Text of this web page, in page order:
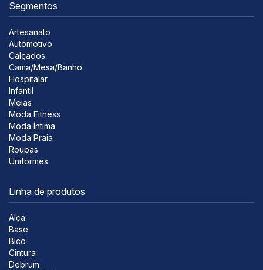
Segmentos
Artesanato
Automotivo
Calçados
Cama/Mesa/Banho
Hospitalar
Infantil
Meias
Moda Fitness
Moda Íntima
Moda Praia
Roupas
Uniformes
Linha de produtos
Alça
Base
Bico
Cintura
Debrum